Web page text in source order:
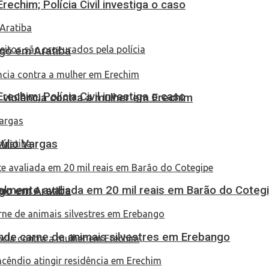
Polícia Civil investiga o caso
em Aratiba
Polícia Civil investiga o caso
em Aratiba
contra a mulher em Erechim
Vargas
avaliada em 20 mil reais em Barão do
carne de animais silvestres em Erebango